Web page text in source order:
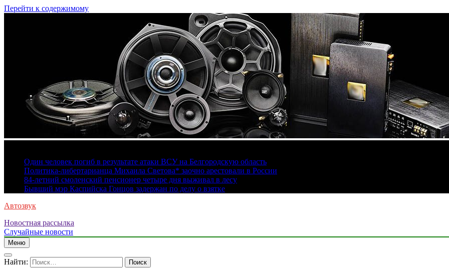
Перейти к содержимому
Один человек погиб в результате атаки ВСУ на Белгородскую область
Политика-либертарианца Михаила Светова* заочно арестовали в России
84-летний смоленский пенсионер четыре дня выживал в лесу
Бывший мэр Каспийска Гонцов задержан по делу о взятке
Автозвук
Новостная рассылка
Случайные новости
Меню
Найти: